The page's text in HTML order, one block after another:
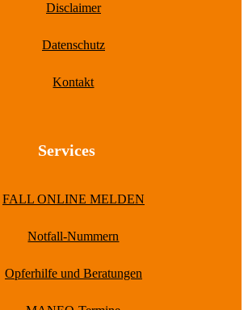
Disclaimer
Datenschutz
Kontakt
Services
FALL ONLINE MELDEN
Notfall-Nummern
Opferhilfe und Beratungen